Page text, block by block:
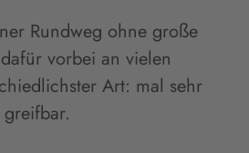
Rundweg ohne große
vorbei an vielen
Art: mal sehr